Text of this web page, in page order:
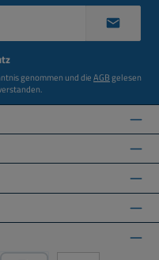
genommen und dieAGBgelesen